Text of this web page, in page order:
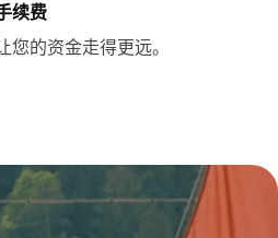
续费
的资金走得更远。